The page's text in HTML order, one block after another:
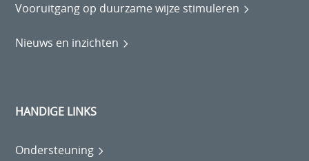
Vooruitgang op duurzame wijze stimuleren
Nieuws en inzichten
HANDIGE LINKS
Ondersteuning